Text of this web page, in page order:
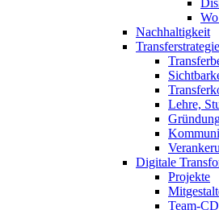
Nachhaltigkeit
Transferstrategie
Lehre,
Digitale
Projekte
Team-